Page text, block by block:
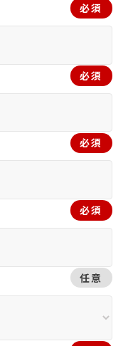
必須
必須
必須
必須
任意